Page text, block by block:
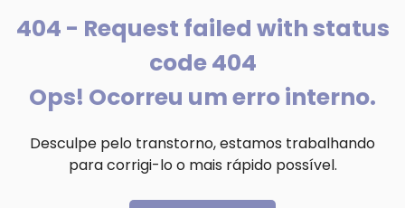
404 - Request failed with status
code 404
Ops! Ocorreu um erro interno.
Desculpe pelo transtorno, estamos trabalhando
para corrigi-lo o mais rápido possível.